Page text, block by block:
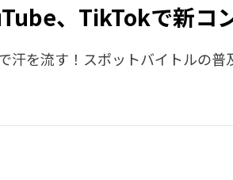
、TikTokで新コ
汗を流す！スポットバイトルの普